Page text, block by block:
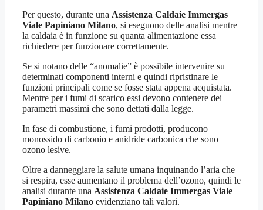
Per questo, durante una Assistenza Caldaie Immergas
Viale Papiniano Milano, si eseguono delle analisi mentre
la caldaia è in funzione su quanta alimentazione essa
richiedere per funzionare correttamente.
Se si notano delle “anomalie” è possibile intervenire su
determinati componenti interni e quindi ripristinare le
funzioni principali come se fosse stata appena acquistata.
Mentre per i fumi di scarico essi devono contenere dei
parametri massimi che sono dettati dalla legge.
In fase di combustione, i fumi prodotti, producono
monossido di carbonio e anidride carbonica che sono
ozono lesive.
Oltre a danneggiare la salute umana inquinando l’aria che
si respira, esse aumentano il problema dell’ozono, quindi le
analisi durante una Assistenza Caldaie Immergas Viale
Papiniano Milano evidenziano tali valori.